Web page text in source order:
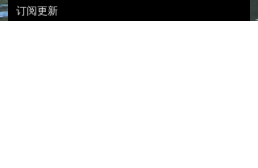
订阅更新